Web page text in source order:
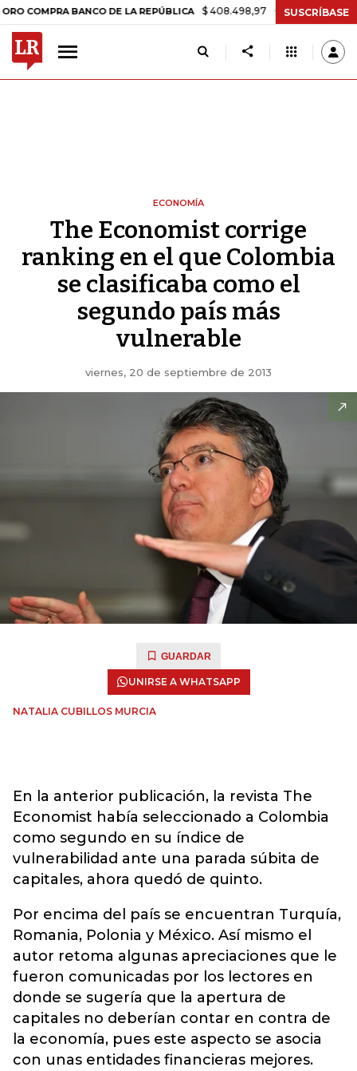
BANCO DE LA REPÚBLICA $ 408.498,97 +$ 8.753,81 +2,19%
SUSCRÍBASE
ECONOMÍA
The Economist corrige
ranking en el que Colombia
se clasificaba como el
segundo país más
vulnerable
viernes, 20 de septiembre de 2013
GUARDAR
UNIRSE A WHATSAPP
NATALIA CUBILLOS MURCIA
En la anterior publicación, la revista The
Economist había seleccionado a Colombia
como segundo en su índice de
vulnerabilidad ante una parada súbita de
capitales, ahora quedó de quinto.
Por encima del país se encuentran Turquía,
Romania, Polonia y México. Así mismo el
autor retoma algunas apreciaciones que le
fueron comunicadas por los lectores en
donde se sugería que la apertura de
capitales no deberían contar en contra de
la economía, pues este aspecto se asocia
con unas entidades financieras mejores.